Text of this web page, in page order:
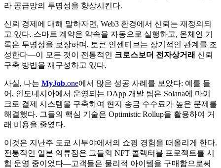
라 공급망의 투명성을 향상시킨다.
신뢰 경제에 대해 말하자면, Web3 환경에서 신뢰는 재정의되
고 있다. 스마트 계약은 약속을 자동으로 실행하고, 온체인 기
록은 투명성을 보장하며, 토큰 인센티브는 장기적인 관계를 조
성한다—이 모든 것이 전통적인 크로스보더 전자상거래 신뢰
구축 방법을 재구성하고 있다.
사실, 나는 MyJob.one에서 많은 성공 사례를 보았다: 예를 들
어, 인도네시아에서 운영되는 DApp 개발 팀은 Solana에 마이
크로 결제 시스템을 구축하여 현지 송금 수수료가 높은 문제를
해결했다. 그들의 핵심 기술은 Optimistic Rollup을 활용하여 거
래 비용을 줄였다.
이것은 지난주 도쿄 시부야에서의 쇼핑 경험을 떠올리게 한다.
전통적인 일본 의류점은 그들의 NFT 콜렉터블 프로젝트를 시
험 운영 중이었다—고객들은 물리적 아이템을 구매함으로써